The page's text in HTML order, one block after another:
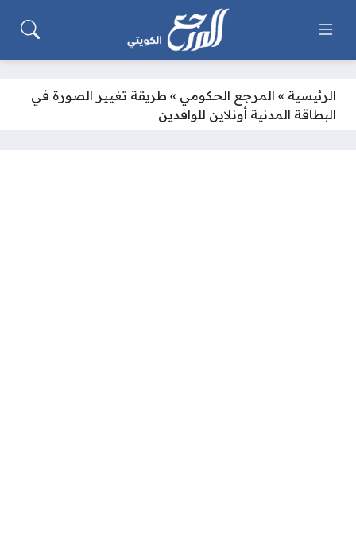
الرئيسية » المرجع الحكومي » طريقة تغيير الصورة في
البطاقة المدنية أونلاين للوافدين